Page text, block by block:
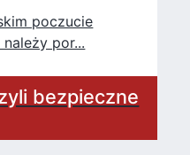
poczucie
por...
bezpieczne